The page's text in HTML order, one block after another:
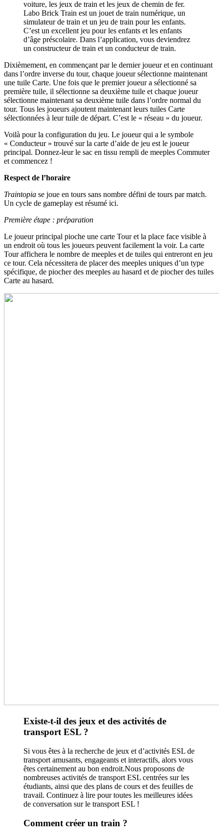
voiture, les jeux de train et les jeux de chemin de fer.
Labo Brick Train est un jouet de train numérique, un
simulateur de train et un jeu de train pour les enfants.
C’est un excellent jeu pour les enfants et les enfants
d’âge préscolaire. Dans l’application, vous deviendrez
un constructeur de train et un conducteur de train.
Dixièmement, en commençant par le dernier joueur et en continuant
dans l’ordre inverse du tour, chaque joueur sélectionne maintenant
une tuile Carte. Une fois que le premier joueur a sélectionné sa
première tuile, il sélectionne sa deuxième tuile et chaque joueur
sélectionne maintenant sa deuxième tuile dans l’ordre normal du
tour. Tous les joueurs ajoutent maintenant leurs tuiles Carte
sélectionnées à leur tuile de départ. C’est le « réseau » du joueur.
Voilà pour la configuration du jeu. Le joueur qui a le symbole
« Conducteur » trouvé sur la carte d’aide de jeu est le joueur
principal. Donnez-leur le sac en tissu rempli de meeples Commuter
et commencez !
Respect de l’horaire
Traintopia se joue en tours sans nombre défini de tours par match.
Un cycle de gameplay est résumé ici.
Première étape : préparation
Le joueur principal pioche une carte Tour et la place face visible à
un endroit où tous les joueurs peuvent facilement la voir. La carte
Tour affichera le nombre de meeples et de tuiles qui entreront en jeu
ce tour. Cela nécessitera de placer des meeples uniques d’un type
spécifique, de piocher des meeples au hasard et de piocher des tuiles
Carte au hasard.
Existe-t-il des jeux et des activités de
transport ESL ?
Si vous êtes à la recherche de jeux et d’activités ESL de
transport amusants, engageants et interactifs, alors vous
êtes certainement au bon endroit.Nous proposons de
nombreuses activités de transport ESL centrées sur les
étudiants, ainsi que des plans de cours et des feuilles de
travail. Continuez à lire pour toutes les meilleures idées
de conversation sur le transport ESL !
Comment créer un train ?